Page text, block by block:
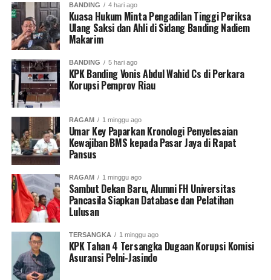
BANDING 4 hari ago
Kuasa Hukum Minta Pengadilan Tinggi Periksa
Ulang Saksi dan Ahli di Sidang Banding Nadiem
Makarim
BANDING 5 hari ago
KPK Banding Vonis Abdul Wahid Cs di Perkara
Korupsi Pemprov Riau
RAGAM 1 minggu ago
Umar Key Paparkan Kronologi Penyelesaian
Kewajiban BMS kepada Pasar Jaya di Rapat
Pansus
RAGAM 1 minggu ago
Sambut Dekan Baru, Alumni FH Universitas
Pancasila Siapkan Database dan Pelatihan
Lulusan
TERSANGKA 1 minggu ago
KPK Tahan 4 Tersangka Dugaan Korupsi Komisi
Asuransi Pelni-Jasindo